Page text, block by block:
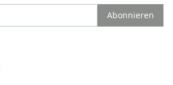
Abonnieren